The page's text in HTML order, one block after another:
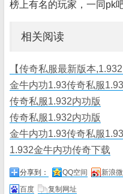
榜上有名的玩家，一同pk
相关阅读
【传奇私服最新版本
金牛内功1.93传奇私服
传奇私服1.932内功版
传奇私服1.932内功版
金牛内功1.93传奇私服
1.932金牛内功传奇下载
分享到： QQ空间 新浪
百度
复制网址